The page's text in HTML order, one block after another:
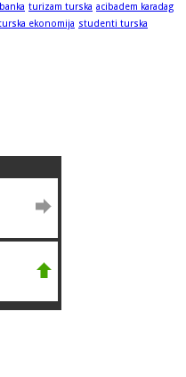
turizam turska acibadem karadag
ekonomija studenti turska